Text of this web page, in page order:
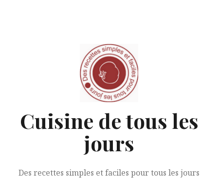
Cuisine de tous les
jours
Des recettes simples et faciles pour tous les jours